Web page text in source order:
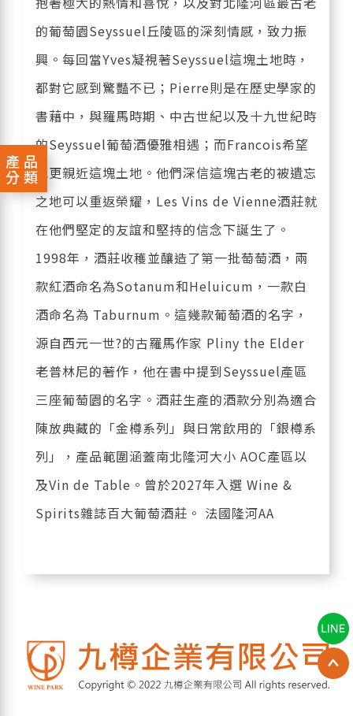
產品
分類
的葡萄園Seyssuel丘陵區的深刻情感，致力振
興。每回當Yves凝視著Seyssuel這塊土地時，
都對它感到驚豔不已；Pierre則是在歷史學家的
書藉中，與羅馬時期、中古世紀以及十九世紀時
的Seyssuel葡萄酒優雅相遇；而Francois希望
能更親近這塊土地。他們深信這塊古老的被遺忘
之地可以重返榮耀，Les Vins de Vienne酒莊就
在他們堅定的友誼和堅持的信念下誕生了。
1998年，酒莊收穫並釀造了第一批萄萄酒，兩
款紅酒命名為Sotanum和Heluicum，一款白
酒命名為 Taburnum。這幾款葡萄酒的名字，
源自西元一世?的古羅馬作家 Pliny the Elder
老普林尼的著作，他在書中提到Seyssuel產區
三座葡萄園的名字。酒莊生產的酒款分別為適合
陳放典藏的「金樽系列」與日常飲用的「銀樽系
列」，產品範圍涵蓋南北隆河大小 AOC產區以
及Vin de Table。曾於2027年入選 Wine &
Spirits雜誌百大葡萄酒莊。 法國隆河AA